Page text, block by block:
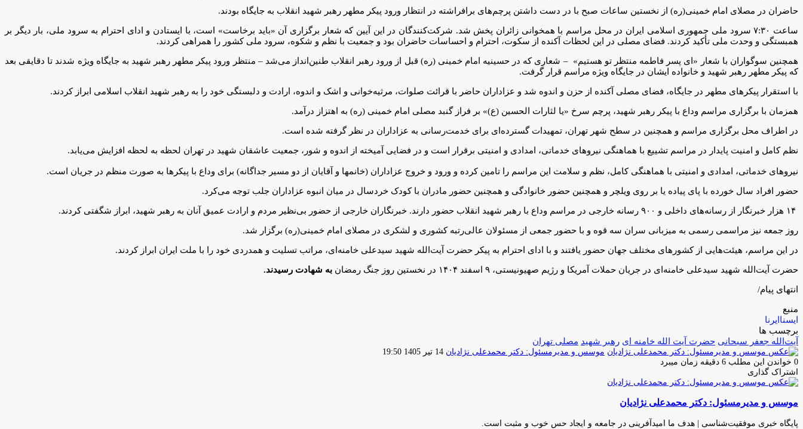
حاضران در مصلای امام خمینی(ره) از نخستین ساعات صبح با در دست داشتن پرچم‌های برافراشته در انتظار ورود پیکر مطهر رهبر شهید انقلاب به جایگاه بودند.
ساعت ۷:۳۰ سرود ملی جمهوری اسلامی ایران در محل مراسم با همخوانی زائران پخش شد. شرکت‌کنندگان در این آیین که شعار برگزاری آن «باید برخاست» است، با ایستادن و ادای احترام به سرود ملی، بار دیگر بر
همبستگی و وحدت ملی تأکید کردند. فضای مصلی در این لحظات آکنده از سکوت، احترام و احساسات حاضران بود و جمعیت با نظم و شکوه، سرود ملی کشور را همراهی کردند.
همچنین سوگواران با شعار «ای پسر فاطمه منتظر تو هستیم» – شعاری که در حسینیه امام خمینی (ره) قبل از ورود رهبر انقلاب طنین‌انداز می‌شد – منتظر ورود پیکر مطهر رهبر شهید به جایگاه ویژه شدند تا دقایقی بعد
که پیکر مطهر رهبر شهید و خانواده ایشان در جایگاه ویژه مراسم قرار گرفت.
با استقرار پیکرهای مطهر در جایگاه، فضای مصلی آکنده از حزن و اندوه شد و عزاداران حاضر با قرائت صلوات، مرثیه‌خوانی و اشک و اندوه، ارادت و دلبستگی خود را به رهبر شهید انقلاب اسلامی ابراز کردند.
همزمان با برگزاری مراسم وداع با پیکر رهبر شهید، پرچم سرخ «یا لثارات الحسین (ع)» بر فراز گنبد مصلی امام خمینی (ره) به اهتزاز درآمد.
در اطراف محل برگزاری مراسم و همچنین در سطح شهر تهران، تمهیدات گسترده‌ای برای خدمت‌رسانی به عزاداران در نظر گرفته شده است.
نظم کامل و امنیت پایدار در مراسم تشییع با هماهنگی نیروهای خدماتی، امدادی و امنیتی برقرار است و در فضایی آمیخته از اندوه و شور، جمعیت عاشقان شهید در تهران لحظه به لحظه افزایش می‌یابد.
نیروهای خدماتی، امدادی و امنیتی با هماهنگی کامل، نظم و سلامت این مراسم را تامین کرده و ورود و خروج عزاداران (خانمها و آقایان از دو مسیر جداگانه) برای وداع با پیکرها به صورت منظم در جریان است.
حضور افراد سال خورده با پای پیاده یا بر روی ویلچر و همچنین حضور خانوادگی و همچنین حضور مادران با کودک خردسال در میان انبوه عزاداران جلب توجه می‌کرد.
روز جمعه نیز مراسمی رسمی به میزبانی سران سه قوه و با حضور جمعی از مسئولان عالی‌رتبه کشوری و لشکری در مصلای امام خمینی(ره) برگزار شد.
در این مراسم، هیئت‌هایی از کشورهای مختلف جهان حضور یافتند و با ادای احترام به پیکر حضرت آیت‌الله شهید سیدعلی خامنه‌ای، مراتب تسلیت و همدردی خود را با ملت ایران ابراز کردند.
حضرت آیت‌الله شهید سیدعلی خامنه‌ای در جریان حملات آمریکا و رژیم صهیونیستی، ۹ اسفند ۱۴۰۴ در نخستین روز جنگ رمضان به شهادت رسیدند.
انتهای پیام/
منبع
ایسناایرنا
برچسب ها
آیت‌الله جعفر سبحانی حضرت آیت الله خامنه ای رهبر شهید مصلی تهران
موسس و مدیرمسئول: دکتر محمدعلی نژادیان ارسال
14 تیر 1405 19:50
0 خواندن این مطلب 6 دقیقه زمان میبرد
اشتراک گذاری
فیس
توئیتر
لینکدین
واتس
تلگرام
اشتراک
از
ایمیل
چاپ
موسس و مدیرمسئول: دکتر محمدعلی نژادیان
پایگاه خبری موفقیت‌شناسی | هدف ما امیدآفرینی در جامعه و ایجاد حس خوب و مثبت است.